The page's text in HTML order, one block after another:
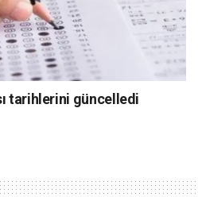
tarihlerini güncelledi